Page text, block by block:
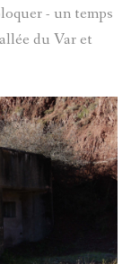
FABRIQUE
VOYAGE
DE
- un temps
du Var et